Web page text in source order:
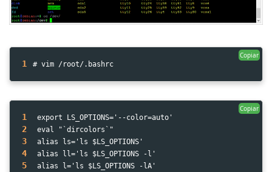
1 # vim /root/.bashrc
Copiar
1 export LS_OPTIONS='--color=auto'
2 eval "`dircolors`"
3 alias ls='ls $LS_OPTIONS'
4 alias ll='ls $LS_OPTIONS -l'
5 alias l='ls $LS_OPTIONS -lA'
Copiar